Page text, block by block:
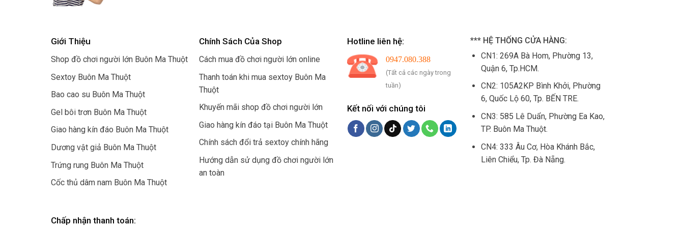
Giới Thiệu
Shop đồ chơi người lớn Buôn Ma Thuột
Sextoy Buôn Ma Thuột
Bao cao su Buôn Ma Thuột
Gel bôi trơn Buôn Ma Thuột
Giao hàng kín đáo Buôn Ma Thuột
Dương vật giả Buôn Ma Thuột
Trứng rung Buôn Ma Thuột
Cốc thủ dâm nam Buôn Ma Thuột
Chính Sách Của Shop
Cách mua đồ chơi người lớn online
Thanh toán khi mua sextoy Buôn Ma
Thuột
Khuyến mãi shop đồ chơi người lớn
Giao hàng kín đáo tại Buôn Ma Thuột
Chính sách đổi trả sextoy chính hãng
Hướng dẫn sử dụng đồ chơi người lớn
an toàn
Chấp nhận thanh toán:
Hotline liên hệ:
0947.080.388
(Tất cả các ngày trong
tuần)
Kết nối với chúng tôi
*** HỆ THỐNG CỬA HÀNG:
CN1: 269A Bà Hom, Phường 13,
Quận 6, Tp.HCM.
CN2: 105A2KP Bình Khởi, Phường
6, Quốc Lộ 60, Tp. BẾN TRE.
CN3: 585 Lê Duẩn, Phường Ea Kao,
TP. Buôn Ma Thuột.
CN4: 333 Âu Cơ, Hòa Khánh Bắc,
Liên Chiểu, Tp. Đà Nẵng.